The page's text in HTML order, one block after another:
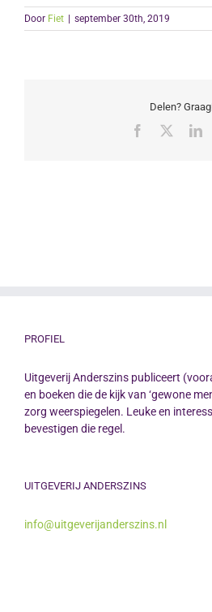
Door Fiet september 30th, 2019
Delen?
Facebook
PROFIEL
Uitgeverij Anderszins publiceert
en boeken die de kijk van ‘gewone
zorg weerspiegelen. Leuke en
bevestigen die regel.
UITGEVERIJ ANDERSZINS
info@uitgeverijanderszins.nl